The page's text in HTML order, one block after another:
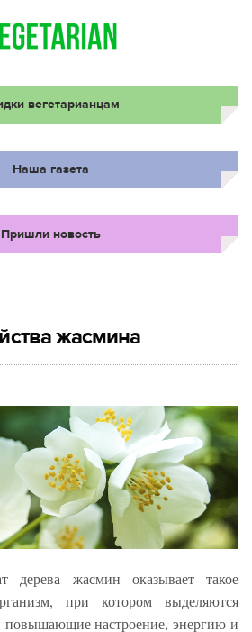
вегетарианцам
Наша газета
Пришли новость
жасмина
дерева жасмин оказывает такое
при котором выделяются
повышающие настроение, энергию и